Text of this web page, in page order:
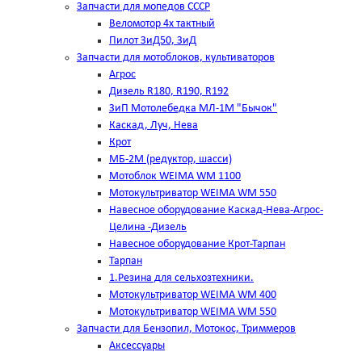
Запчасти для мопедов СССР
Веломотор 4х тактный
Пилот ЗиД50, ЗиД
Запчасти для мотоблоков, культиваторов
Агрос
Дизель R180, R190, R192
ЗиП Мотолебедка МЛ-1М "Бычок"
Каскад, Луч, Нева
Крот
МБ-2М (редуктор, шасси)
Мотоблок WEIMA WM 1100
Мотокультриватор WEIMA WM 550
Навесное оборудование Каскад-Нева-Агрос-
Целина -Дизель
Навесное оборудование Крот-Тарпан
Тарпан
1.Резина для сельхозтехники.
Мотокультриватор WEIMA WM 400
Мотокультриватор WEIMA WM 550
Запчасти для Бензопил, Мотокос, Триммеров
Аксессуары